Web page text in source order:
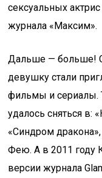
сексуальных
журнала «Максим».
Дальше — больше!
девушку стали
фильмы и сериалы.
удалось сняться в:
«Синдром
Фею. А в 2011 году
версии журнала